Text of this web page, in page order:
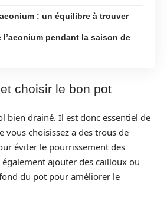
: un équilibre à trouver
l’aeonium pendant la saison de
choisir le bon pot
bien drainé. Il est donc essentiel de
vous choisissez a des trous de
éviter le pourrissement des
également ajouter des cailloux ou
du pot pour améliorer le